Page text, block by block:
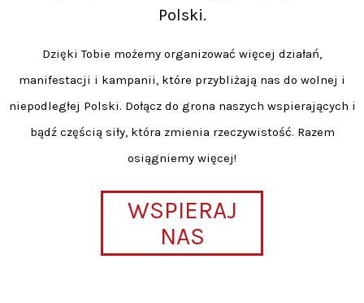
Polski.
Dzięki Tobie możemy organizować więcej działań,
manifestacji i kampanii, które przybliżają nas do wolnej i
niepodległej Polski. Dołącz do grona naszych wspierających i
bądź częścią siły, która zmienia rzeczywistość. Razem
osiągniemy więcej!
WSPIERAJ
NAS